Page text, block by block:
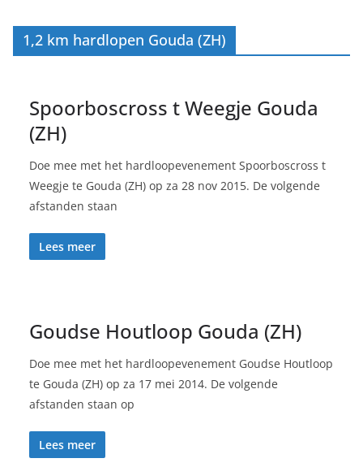
1,2 km hardlopen Gouda (ZH)
Spoorboscross t Weegje Gouda
(ZH)
Doe mee met het hardloopevenement Spoorboscross t
Weegje te Gouda (ZH) op za 28 nov 2015. De volgende
afstanden staan
Lees meer
Goudse Houtloop Gouda (ZH)
Doe mee met het hardloopevenement Goudse Houtloop
te Gouda (ZH) op za 17 mei 2014. De volgende
afstanden staan op
Lees meer